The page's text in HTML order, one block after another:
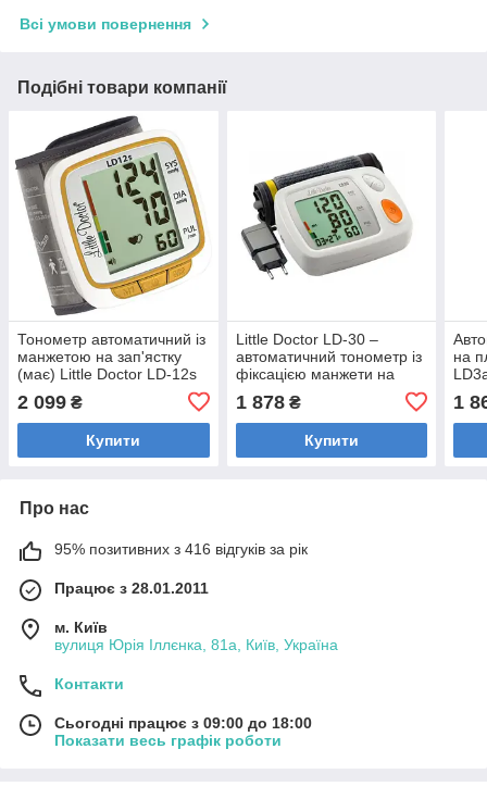
Всі умови повернення
Подібні товари компанії
Тонометр автоматичний із
манжетою на зап'ястку
(має) Little Doctor LD-12s
2 099 ₴
Купити
Little Doctor LD-30 –
автоматичний тонометр із
фіксацією манжети на
1 878₴
Купити
на
1
Про нас
95% позитивних з 416 відгуків за рік
Працює з 28.01.2011
м. Київ
вулиця Юрія Іллєнка, 81а, Київ, Україна
Контакти
Сьогодні працює з 09:00 до 18:00
Показати весь графік роботи